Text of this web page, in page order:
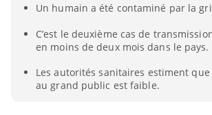
Un humain a été contaminé par la
C’est le deuxième cas de
en moins de deux mois dans le pays.
Les autorités sanitaires estiment
au grand public est faible.